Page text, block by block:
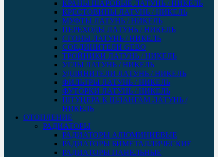
КРАНЫ ШАРОВЫЕ ЛАТУНЬ / НИКЕЛЬ
КРЕСТОВИНЫ ЛАТУНЬ / НИКЕЛЬ
МУФТЫ ЛАТУНЬ / НИКЕЛЬ
ПЕРЕХОДЫ ЛАТУНЬ / НИКЕЛЬ
СГОНЫ ЛАТУНЬ / НИКЕЛЬ
СОЕДИНИТЕЛИ GEBO
ТРОЙНИКИ ЛАТУНЬ / НИКЕЛЬ
УГЛЫ ЛАТУНЬ / НИКЕЛЬ
УДЛИНИТЕЛИ ЛАТУНЬ / НИКЕЛЬ
ФИЛЬТРЫ ЛАТУНЬ / НИКЕЛЬ
ФУТОРКИ ЛАТУНЬ / НИКЕЛЬ
ШТУЦЕРА К ШЛАНГАМ ЛАТУНЬ /
НИКЕЛЬ
ОТОПЛЕНИЕ
РАДИАТОРЫ
РАДИАТОРЫ АЛЮМИНИЕВЫЕ
РАДИАТОРЫ БИМЕТАЛЛИЧЕСКИЕ
РАДИАТОРЫ ПАНЕЛЬНЫЕ